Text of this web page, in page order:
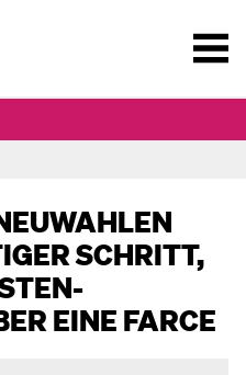
SCHRITT,
EINE FARCE